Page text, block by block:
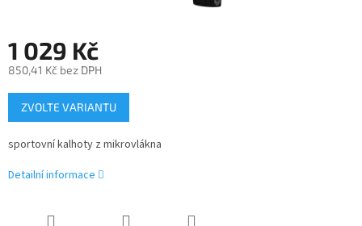
1 029 Kč
850,41 Kč bez DPH
Měrná
cena:
ZVOLTE VARIANTU
sportovní kalhoty z mikrovlákna
Detailní informace